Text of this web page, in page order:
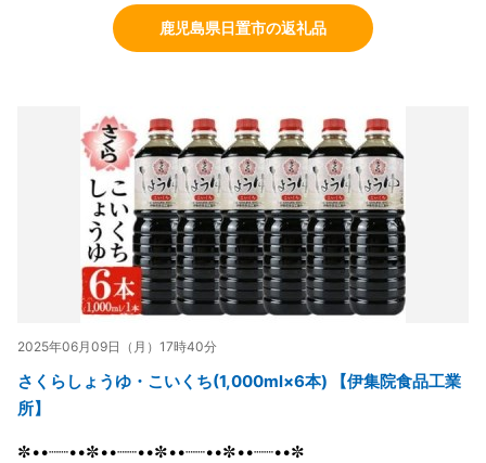
鹿児島県日置市の返礼品
2025年06月09日（月）17時40分
さくらしょうゆ・こいくち(1,000ml×6本) 【伊集院食品工業
所】
✼••┈┈••✼••┈┈••✼••┈┈••✼••┈┈••✼